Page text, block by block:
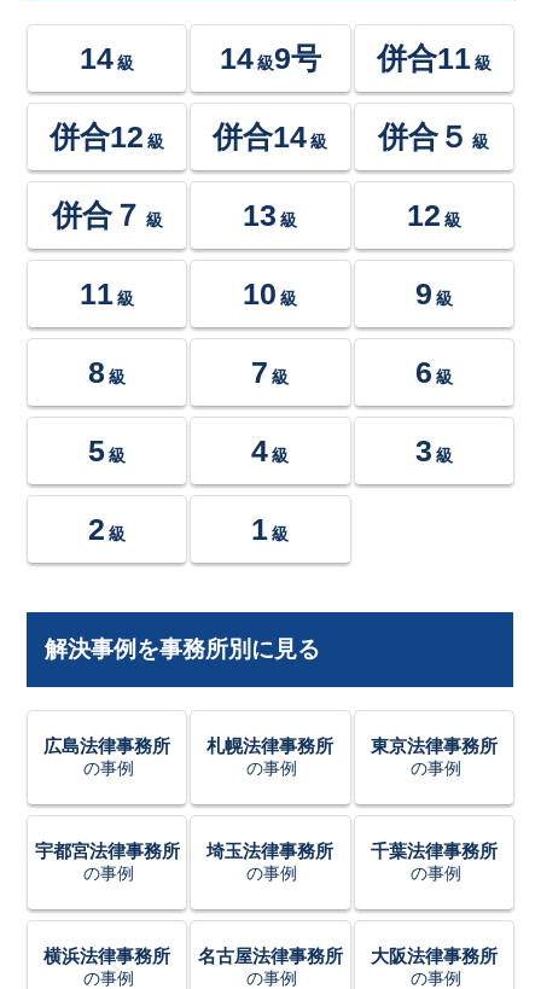
14 級 14級9号 併合11 級
併合12 級 併合14 級 併合５ 級
併合７ 級 13 級 12 級
11 級 10 級 9 級
8 級 7 級 6 級
5 級 4 級 3 級
2 級 1 級
解決事例を事務所別に見る
広島法律事務所
の事例
札幌法律事務所
の事例
東京法律事務所
の事例
宇都宮法律事務所
の事例
埼玉法律事務所
の事例
千葉法律事務所
の事例
横浜法律事務所
の事例
名古屋法律事務所
の事例
大阪法律事務所
の事例